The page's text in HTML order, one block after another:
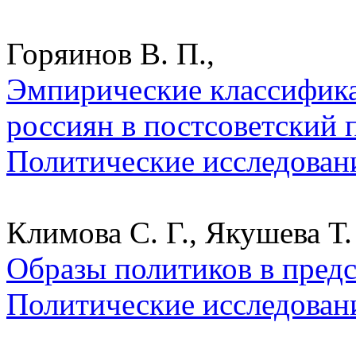
Горяинов В. П.,
Эмпирические
россиян в
Политические
Климова С. Г., Якушева
Образы политиков в
Политические